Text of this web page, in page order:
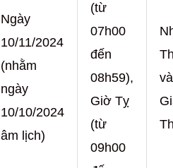
Ngày
10/11/2024
(nhằm
ngày
10/10/2024
âm lịch)
(từ
07h00
đến
08h59),
Giờ Tỵ
(từ
09h00
và